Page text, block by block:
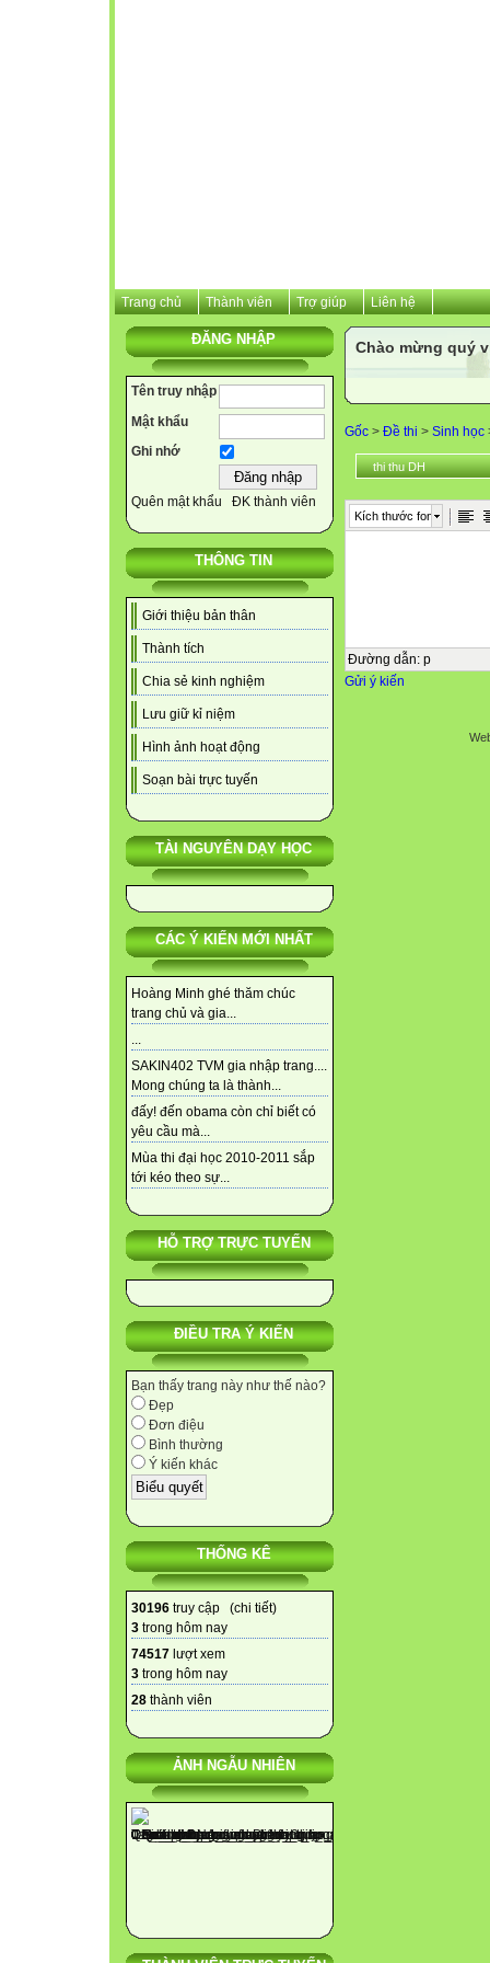
Trang chủ Thành viên Trợ giúp Liên hệ
ĐĂNG NHẬP
Tên truy nhập
Mật khẩu
Ghi nhớ
Quên mật khẩu ĐK thành viên
THÔNG TIN
Giới thiệu bản thân
Thành tích
Chia sẻ kinh nghiệm
Lưu giữ kỉ niệm
Hình ảnh hoạt động
Soạn bài trực tuyến
TÀI NGUYÊN DẠY HỌC
CÁC Ý KIẾN MỚI NHẤT
Hoàng Minh ghé thăm chúc
trang chủ và gia...
...
SAKIN402 TVM gia nhập trang....
Mong chúng ta là thành...
đấy! đến obama còn chỉ biết có
yêu cầu mà...
Mùa thi đại học 2010-2011 sắp
tới kéo theo sự...
HỖ TRỢ TRỰC TUYẾN
ĐIỀU TRA Ý KIẾN
Bạn thấy trang này như thế nào?
Đẹp
Đơn điệu
Bình thường
Ý kiến khác
THỐNG KÊ
30196 truy cập (chi tiết)
3 trong hôm nay
74517 lượt xem
3 trong hôm nay
28 thành viên
ẢNH NGẪU NHIÊN
Chào mừng quý
Gốc > Đề thi > Sinh học
thi thu DH
Kích thước font
Đường dẫn: p
Gửi ý kiến